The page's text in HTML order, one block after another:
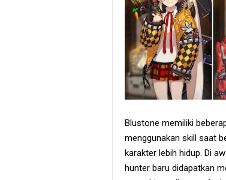
Blustone memiliki
menggunakan skill saat
karakter lebih hidup. Di
hunter baru didapatkan